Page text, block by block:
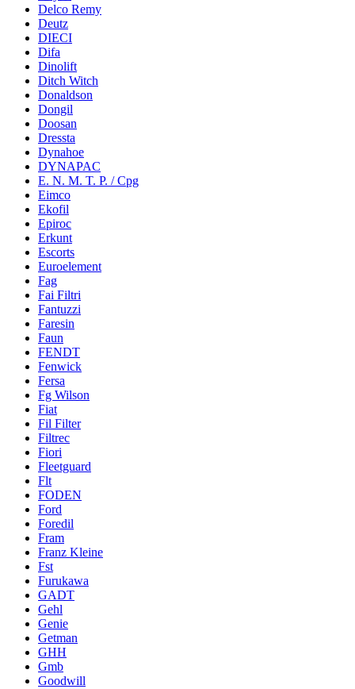
Delco Remy
Deutz
DIECI
Difa
Dinolift
Ditch Witch
Donaldson
Dongil
Doosan
Dressta
Dynahoe
DYNAPAC
E. N. M. T. P. / Cpg
Eimco
Ekofil
Epiroc
Erkunt
Escorts
Euroelement
Fag
Fai Filtri
Fantuzzi
Faresin
Faun
FENDT
Fenwick
Fersa
Fg Wilson
Fiat
Fil Filter
Filtrec
Fiori
Fleetguard
Flt
FODEN
Ford
Foredil
Fram
Franz Kleine
Fst
Furukawa
GADT
Gehl
Genie
Getman
GHH
Gmb
Goodwill